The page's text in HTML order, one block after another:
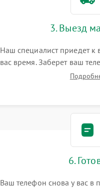
3. Выезд
Наш специалист приедет к
вас время. Заберет ваш
склад для диагностики.
6.
Ваш телефон снова у вас в